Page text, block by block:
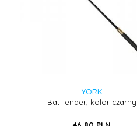
YORK
Bat Tender, kolor czarny